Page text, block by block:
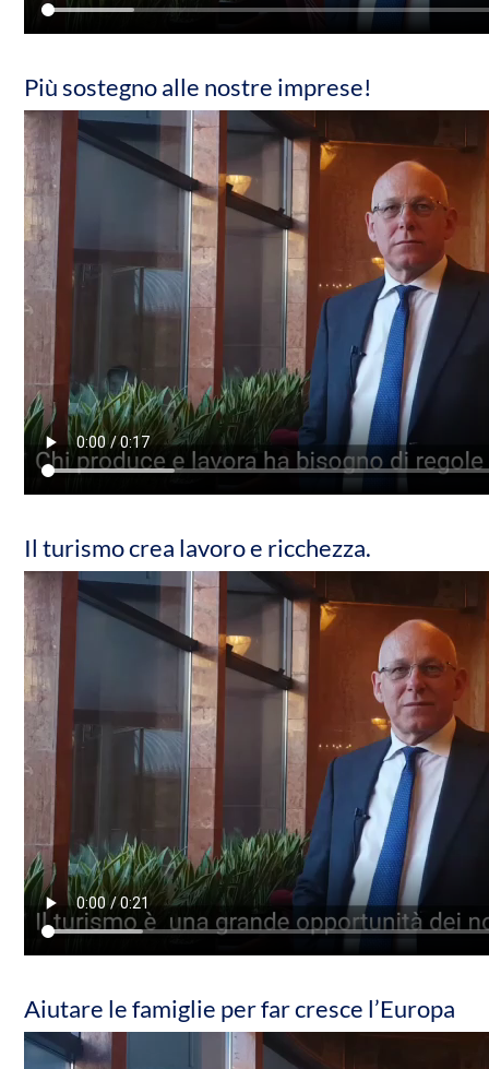
Più sostegno alle nostre imprese!
Il turismo crea lavoro e ricchezza.
Aiutare le famiglie per far cresce l’Europa